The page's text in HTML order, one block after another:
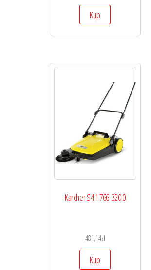
Kup
Karcher S4 1.766-320.0
481,14zł
Kup